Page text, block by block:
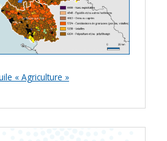
« Agriculture »